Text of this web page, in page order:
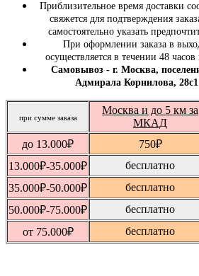
Приблизительное время доставки
свяжется для подтверждения
самостоятельно указать
При оформлении заказа в
осуществляется в течении 48
Самовывоз - г. Москва,
Адмирала Корнилова,
при сумме заказа
Москва и до 5 км за
МКАД
до 13.000₽ 750₽
13.000₽-35.000₽ бесплатно
35.000₽-50.000₽ бесплатно
50.000₽-75.000₽ бесплатно
от 75.000₽ бесплатно